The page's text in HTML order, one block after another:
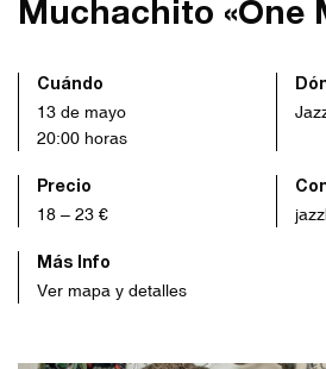
Muchachito «One
Cuándo
13 de mayo
20:00 horas
Precio
18 – 23 €
Más Info
Ver mapa y detalles